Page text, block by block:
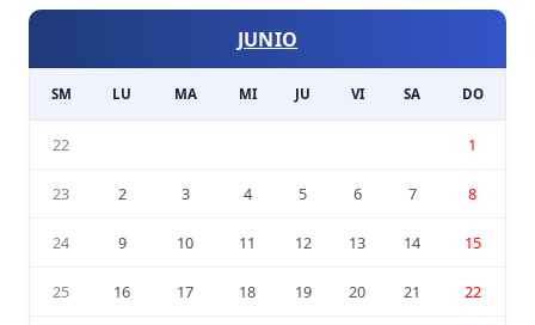
JUNIO
SM LU MA MI JU VI SA DO
22 1
23 2 3 4 5 6 7 8
24 9 10 11 12 13 14 15
25 16 17 18 19 20 21 22